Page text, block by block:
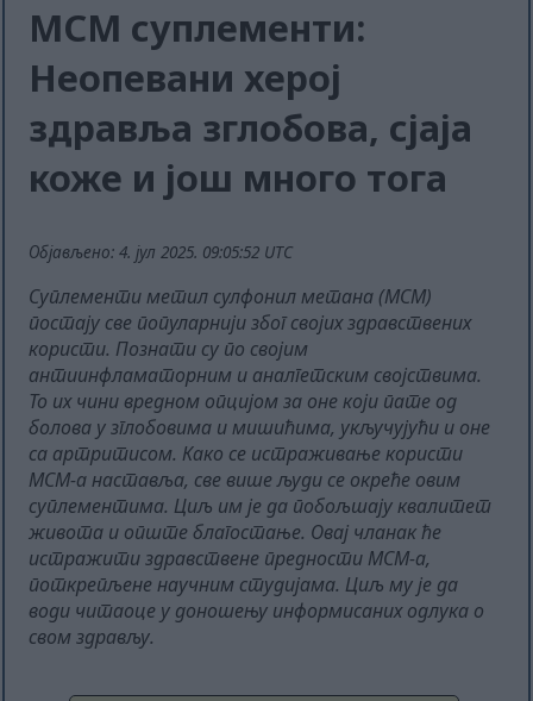
МСМ суплементи:
Неопевани херој
здравља зглобова, сјаја
коже и још много тога
Објављено: 4. јул 2025. 09:05:52 UTC
Суплементи метил сулфонил метана (МСМ)
постају све популарнији због својих здравствених
користи. Познати су по својим
антиинфламаторним и аналгетским својствима.
То их чини вредном опцијом за оне који пате од
болова у зглобовима и мишићима, укључујући и оне
са артритисом. Како се истраживање користи
МСМ-а наставља, све више људи се окреће овим
суплементима. Циљ им је да побољшају квалитет
живота и опште благостање. Овај чланак ће
истражити здравствене предности МСМ-а,
поткрепљене научним студијама. Циљ му је да
води читаоце у доношењу информисаних одлука о
свом здрављу.